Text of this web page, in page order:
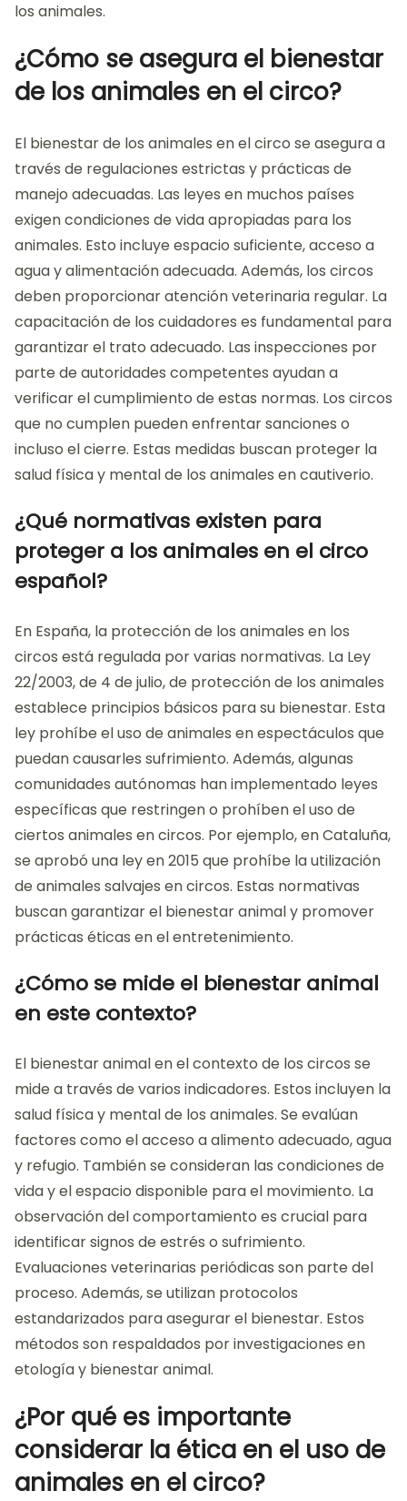
los animales.
¿Cómo se asegura el bienestar
de los animales en el circo?
El bienestar de los animales en el circo se asegura a
través de regulaciones estrictas y prácticas de
manejo adecuadas. Las leyes en muchos países
exigen condiciones de vida apropiadas para los
animales. Esto incluye espacio suficiente, acceso a
agua y alimentación adecuada. Además, los circos
deben proporcionar atención veterinaria regular. La
capacitación de los cuidadores es fundamental para
garantizar el trato adecuado. Las inspecciones por
parte de autoridades competentes ayudan a
verificar el cumplimiento de estas normas. Los circos
que no cumplen pueden enfrentar sanciones o
incluso el cierre. Estas medidas buscan proteger la
salud física y mental de los animales en cautiverio.
¿Qué normativas existen para
proteger a los animales en el circo
español?
En España, la protección de los animales en los
circos está regulada por varias normativas. La Ley
22/2003, de 4 de julio, de protección de los animales
establece principios básicos para su bienestar. Esta
ley prohíbe el uso de animales en espectáculos que
puedan causarles sufrimiento. Además, algunas
comunidades autónomas han implementado leyes
específicas que restringen o prohíben el uso de
ciertos animales en circos. Por ejemplo, en Cataluña,
se aprobó una ley en 2015 que prohíbe la utilización
de animales salvajes en circos. Estas normativas
buscan garantizar el bienestar animal y promover
prácticas éticas en el entretenimiento.
¿Cómo se mide el bienestar animal
en este contexto?
El bienestar animal en el contexto de los circos se
mide a través de varios indicadores. Estos incluyen la
salud física y mental de los animales. Se evalúan
factores como el acceso a alimento adecuado, agua
y refugio. También se consideran las condiciones de
vida y el espacio disponible para el movimiento. La
observación del comportamiento es crucial para
identificar signos de estrés o sufrimiento.
Evaluaciones veterinarias periódicas son parte del
proceso. Además, se utilizan protocolos
estandarizados para asegurar el bienestar. Estos
métodos son respaldados por investigaciones en
etología y bienestar animal.
¿Por qué es importante
considerar la ética en el uso de
animales en el circo?